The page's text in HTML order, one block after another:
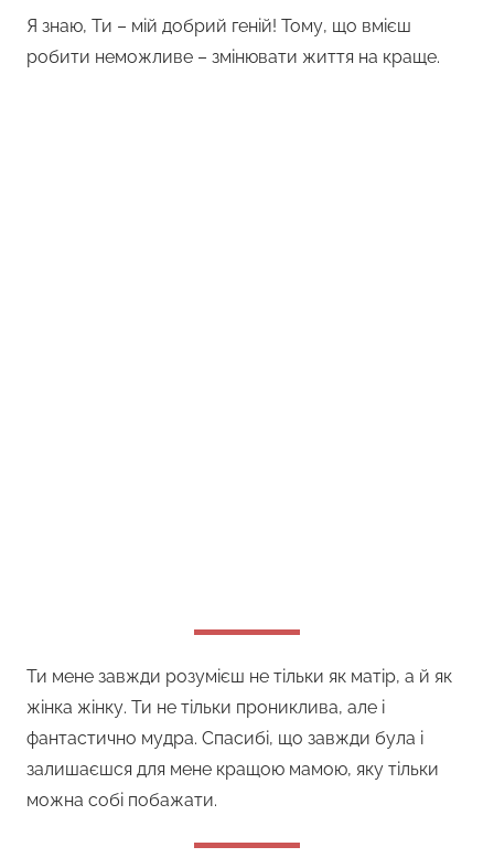
Я знаю, Ти – мій добрий геній! Тому, що вмієш
робити неможливе – змінювати життя на краще.
Ти мене завжди розумієш не тільки як матір, а й як
жінка жінку. Ти не тільки прониклива, але і
фантастично мудра. Спасибі, що завжди була і
залишаєшся для мене кращою мамою, яку тільки
можна собі побажати.